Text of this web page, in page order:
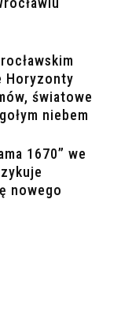
Horyzonty
światowe
niebem
1670” we
nowego